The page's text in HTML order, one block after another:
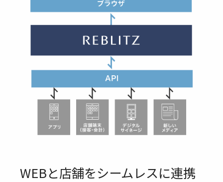
WEBと店舗をシームレスに連携